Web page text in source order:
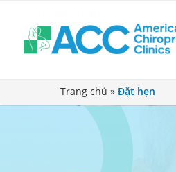
Trang chủ » Đặt hẹn